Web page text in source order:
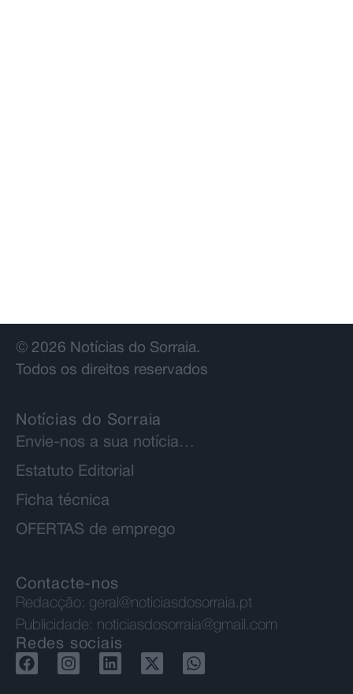
© 2026 Notícias do Sorraia.
Todos os direitos reservados
Notícias do Sorraia
Envie-nos a sua notícia…
Estatuto Editorial
Ficha técnica
OFERTAS de emprego
Contacte-nos
Redacção: geral@noticiasdosorraia.pt
Publicidade: noticiasdosorraia@gmail.com
Redes sociais